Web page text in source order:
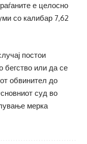
е целосно
со калибар 7,62
постои
бегство или да се
обвинител до
суд во
мерка